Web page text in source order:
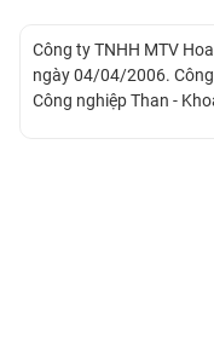
Công ty TNHH MTV
ngày 04/04/2006.
Công nghiệp Than -
BẤT
ĐỘNG
SẢN